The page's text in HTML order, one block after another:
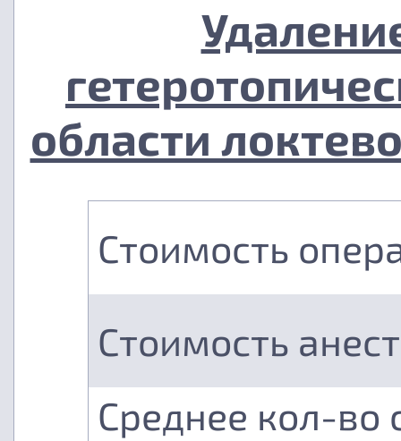
области
Стоимость
Стоимость
Среднее кол-во